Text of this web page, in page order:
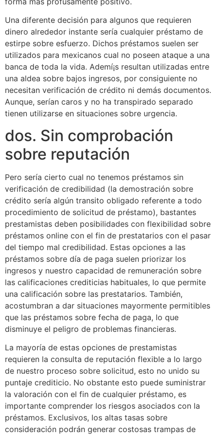
Una diferente decisión para algunos que requieren
dinero alrededor instante serí­a cualquier préstamo de
estirpe sobre esfuerzo. Dichos préstamos suelen ser
utilizados para mexicanos cual no poseen ataque a una
banca de toda la vida. Ademí¡s resultan utilizadas entre
una aldea sobre bajos ingresos, por consiguiente no
necesitan verificación de crédito ni demás documentos.
Aunque, serían caros y no ha transpirado separado
tienen utilizarse en situaciones sobre urgencia.
dos. Sin comprobación
sobre reputación
Pero serí­a cierto cual no tenemos préstamos sin
verificación de credibilidad (la demostración sobre
crédito serí­a algún transito obligado referente a todo
procedimiento de solicitud de préstamo), bastantes
prestamistas deben posibilidades con flexibilidad sobre
préstamos online con el fin de prestatarios con el pasar
del tiempo mal credibilidad. Estas opciones a las
préstamos sobre día de paga suelen priorizar los
ingresos y nuestro capacidad de remuneración sobre
las calificaciones crediticias habituales, lo que permite
una calificación sobre las prestatarios. También,
acostumbran a dar situaciones mayormente permitibles
que las préstamos sobre fecha de paga, lo que
disminuye el peligro de problemas financieras.
La mayorí­a de estas opciones de prestamistas
requieren la consulta de reputación flexible a lo largo
de nuestro proceso sobre solicitud, esto no unido su
puntaje crediticio. No obstante esto puede suministrar
la valoración con el fin de cualquier préstamo, es
importante comprender los riesgos asociados con la
préstamos. Exclusivos, los altas tasas sobre
consideración podrán generar costosas trampas de